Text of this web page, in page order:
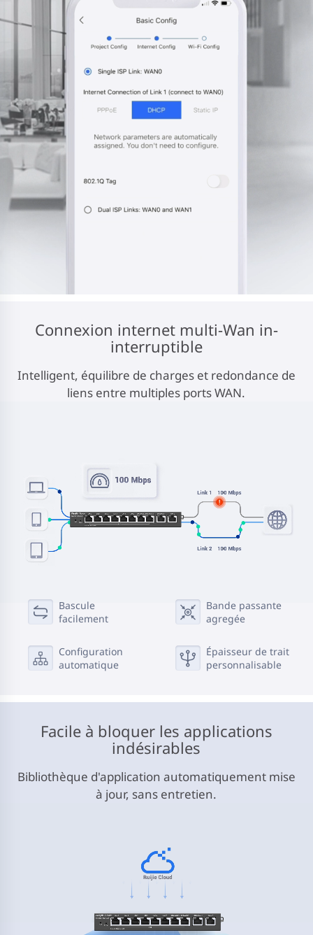
Connexion internet multi-Wan in-
interruptible
Intelligent, équilibre de charges et redondance de
liens entre multiples ports WAN.
Bascule
facilement
Bande passante
agregée
Configuration
automatique
Épaisseur de trait
personnalisable
Facile à bloquer les applications
indésirables
Bibliothèque d'application automatiquement mise
à jour, sans entretien.